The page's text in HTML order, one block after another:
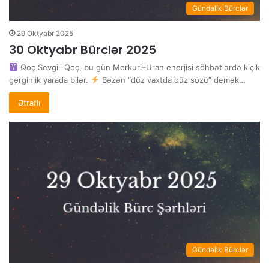
Gündəlik Bürclər
29 Oktyabr 2025
30 Oktyabr Bürclər 2025
Qoç Sevgili Qoç, bu gün Merkuri–Uran enerjisi söhbətlərdə kiçik
gərginlik yarada bilər.
Bəzən “düz vaxtda düz sözü” demək…
Ətraflı
Gündəlik Bürclər